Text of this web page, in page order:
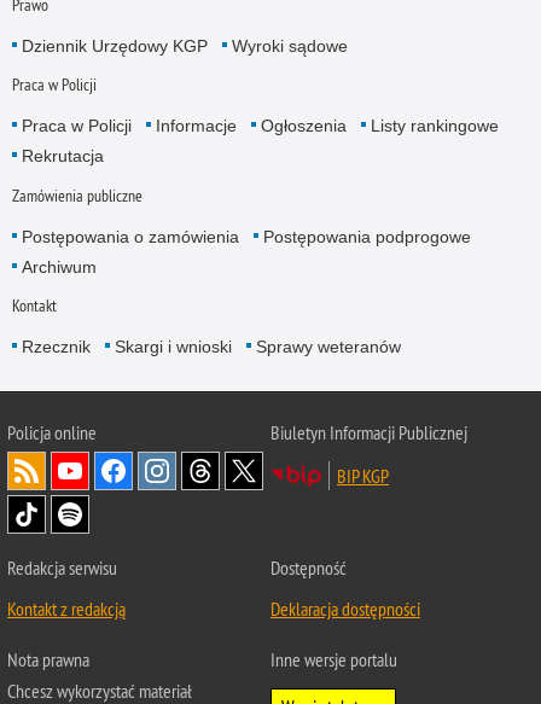
Prawo
Dziennik Urzędowy KGP Wyroki sądowe
Praca w Policji
Praca w Policji Informacje Ogłoszenia
Listy rankingowe
Rekrutacja
Zamówienia publiczne
Postępowania o zamówienia
Postępowania podprogowe
Archiwum
Kontakt
Rzecznik Skargi i wnioski Sprawy weteranów
Policjaonline
Biuletyn Informacji Publicznej
BIP KGP
Redakcja serwisu
Kontakt z redakcją
Dostępność
Deklaracja dostępności
Nota prawna
Chcesz wykorzystać materiał
Inne wersje portalu